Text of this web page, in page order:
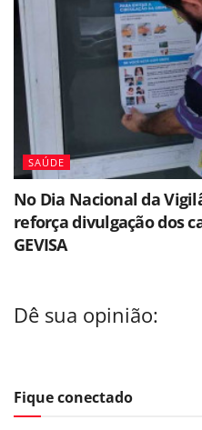
SAÚDE
No Dia Nacional da
reforça divulgação dos
GEVISA
Dê sua opinião:
Fique conectado